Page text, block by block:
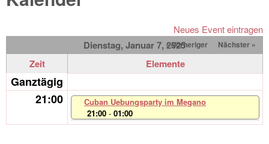
Neues Event eintragen
Dienstag, Januar 7, 2025« Vorheriger Nächster »
Zeit Elemente
Ganztägig
21:00
Cuban Uebungsparty im Megano
21:00 -01:00